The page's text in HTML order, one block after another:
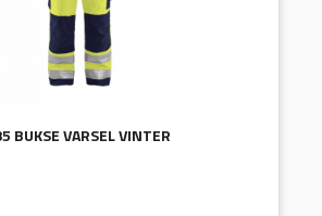
BUKSE VARSEL VINTER